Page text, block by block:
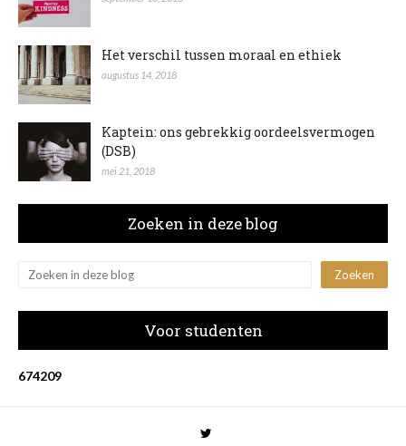
Het verschil tussen moraal en ethiek
augustus 14, 2018
Kaptein: ons gebrekkig oordeelsvermogen
(DSB)
mei 21, 2018
Zoeken in deze blog
Voor studenten
674209